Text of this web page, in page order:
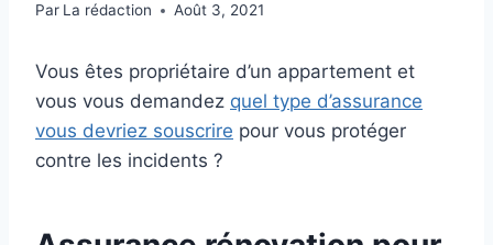
Par La rédaction Août 3, 2021
Vous êtes propriétaire d’un appartement et
vous vous demandez quel type d’assurance
vous devriez souscrire pour vous protéger
contre les incidents ?